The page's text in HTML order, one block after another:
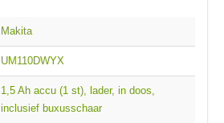
Makita
UM110DWYX
1,5 Ah accu (1 st), lader, in doos,
inclusief buxusschaar